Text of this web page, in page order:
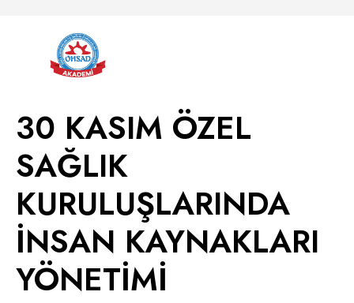
30 KASIM ÖZEL
SAĞLIK
KURULUŞLARINDA
İNSAN KAYNAKLARI
YÖNETİMİ